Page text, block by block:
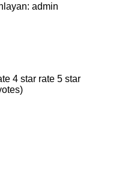
admin
4 star rate 5 star